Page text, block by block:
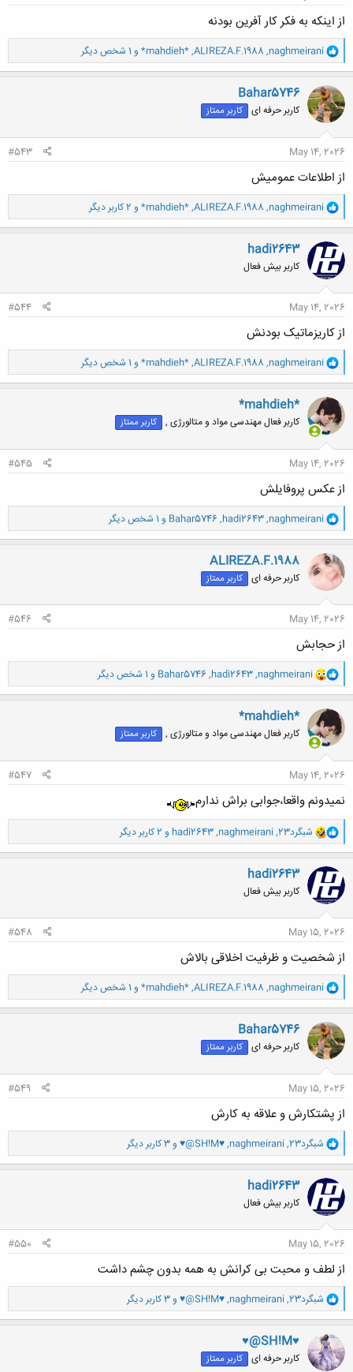
از اینکه به فکر کار آفرین بودنه
و
ا
ک
ن
ش
ه
ا
naghmeirani
,
ALIREZA.F.1988
,
*mahdieh* و 1 شخص دیگر
Bahar5746
کاربر حرفه ای کاربر ممتاز
May 14, 2026
#543
از اطلاعات عمومیش
و
ا
ک
ن
ش
ه
ا
naghmeirani
,
ALIREZA.F.1988
,
*mahdieh* و 2 کاربر دیگر
hadi2643
کاربر بیش فعال
May 14, 2026
#544
از کاریزماتیک بودنش
و
ا
ک
ن
ش
ه
ا
naghmeirani
,
ALIREZA.F.1988
,
*mahdieh* و 1 شخص دیگر
*mahdieh*
کاربر فعال مهندسی مواد و متالورژی , کاربر ممتاز
May 14, 2026
#545
از عکس پروفایلش
و
ا
ک
ن
ش
ه
ا
naghmeirani
,
hadi2643
,
Bahar5746 و 1 شخص دیگر
ALIREZA.F.1988
کاربر حرفه ای کاربر ممتاز
May 14, 2026
#546
از حجابش
و
ا
ک
ن
ش
ه
ا
:
naghmeirani
,
hadi2643
,
Bahar5746 و 1 شخص دیگر
*mahdieh*
کاربر فعال مهندسی مواد و متالورژی , کاربر ممتاز
May 14, 2026
#547
نمیدونم واقعا،جوابی براش ندارم
و
ا
ک
ن
ش
ه
:
شبگرد23 ,
naghmeirani
,
hadi2643 و 2 کاربر دیگر
hadi2643
کاربر بیش فعال
May 15, 2026
#548
از شخصیت و ظرفیت اخلاقی بالاش
و
ا
ک
ن
ش
ه
ا
naghmeirani
,
ALIREZA.F.1988
,
*mahdieh* و 1 شخص دیگر
Bahar5746
کاربر حرفه ای کاربر ممتاز
May 15, 2026
#549
از پشتکارش و علاقه به کارش
و
ا
ک
ن
ش
ه
ا
شبگرد23 ,
naghmeirani
,
♥@SH!M♥ و 3 کاربر دیگر
hadi2643
کاربر بیش فعال
May 15, 2026
#550
از لطف و محبت بی کرانش به همه بدون چشم داشت
و
ا
ک
ن
ش
ه
شبگرد23 ,
naghmeirani
,
♥@SH!M♥ و 3 کاربر دیگر
♥@SH!M♥
کاربر حرفه ای کاربر ممتاز